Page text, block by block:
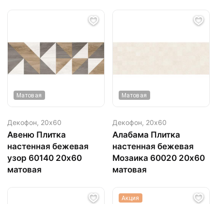
Матовая
Декофон, 20х60
Авеню Плитка
настенная бежевая
узор 60140 20х60
матовая
Матовая
Декофон, 20х60
Алабама Плитка
настенная бежевая
Мозаика 60020 20х60
матовая
Акция